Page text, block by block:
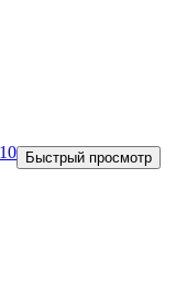
Быстрый просмотр